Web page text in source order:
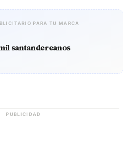
PARA TU MARCA
santandereanos
PUBLICIDAD